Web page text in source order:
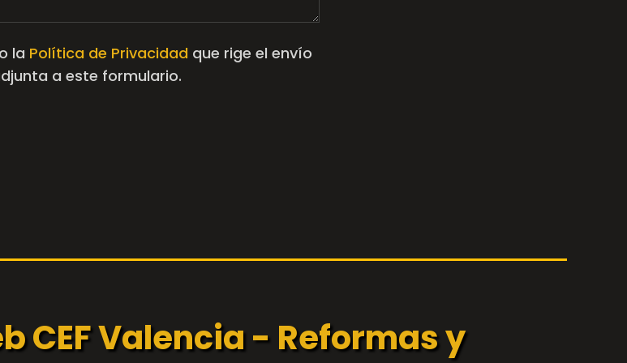
la Política de Privacidad que rige el envío
a este formulario.
CEF Valencia - Reformas y